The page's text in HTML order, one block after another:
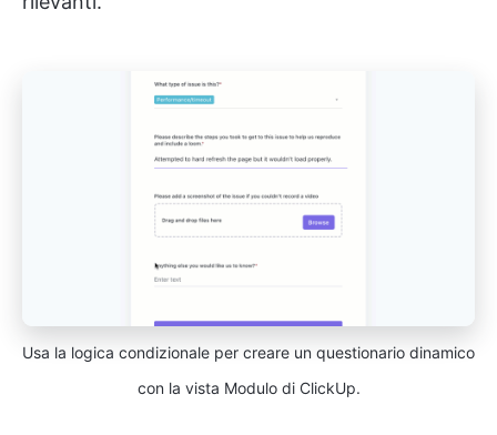
Usa la logica condizionale per creare un questionario dinamico
con la vista Modulo di ClickUp.